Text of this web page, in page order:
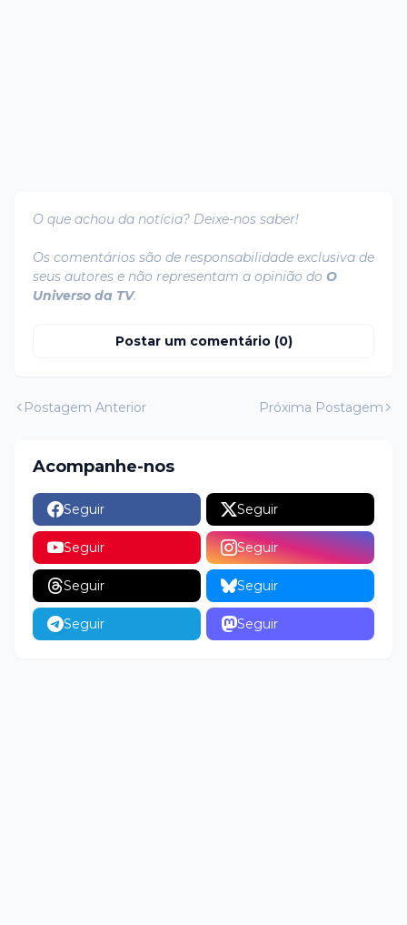
O que achou da notícia? Deixe-nos saber!
Os comentários são de responsabilidade exclusiva de
seus autores e não representam a opinião do O
Universo da TV.
Postar um comentário (0)
Postagem Anterior Próxima Postagem
Acompanhe-nos
Seguir Seguir
Seguir Seguir
Seguir Seguir
Seguir Seguir